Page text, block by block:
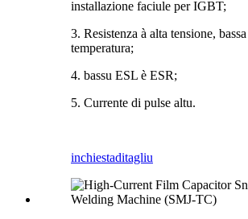
installazione faciule per IGBT;
3. Resistenza à alta tensione,
temperatura;
4. bassu ESL è ESR;
5. Currente di pulse altu.
inchiestaditagliu